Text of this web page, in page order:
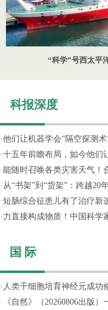
“科学”号西太平
科报深度
·他们让机器学会“隔空探测术
·十五年前瞻布局，如今他们
·能随时召唤各类灾害天气！
· 从“书架”到“货架”：跨越20
· 短肠综合征患儿有了治疗新
· 力直接构成物质！中国科学
国 际
· 人类干细胞培育神经元成功
·
《自然》（20260806出版